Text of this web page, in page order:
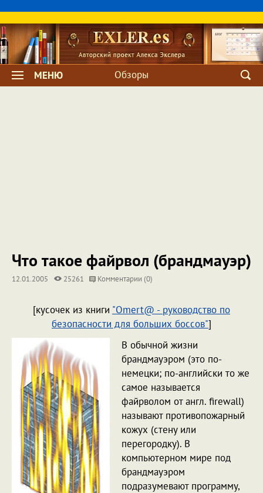
МЕНЮ Обзоры
Что такое файрвол (брандмауэр)
12.01.2005 25261 Комментарии (0)
[кусочек из книги "Omert@ - руководство по
безопасности для больших боссов"]
В обычной жизни
брандмауэром (это по-
немецки; по-английски то же
самое называется
файрволом от англ. firewall)
называют противопожарный
кожух (стену или
перегородку). В
компьютерном мире под
брандмауэром
подразумевают программу,